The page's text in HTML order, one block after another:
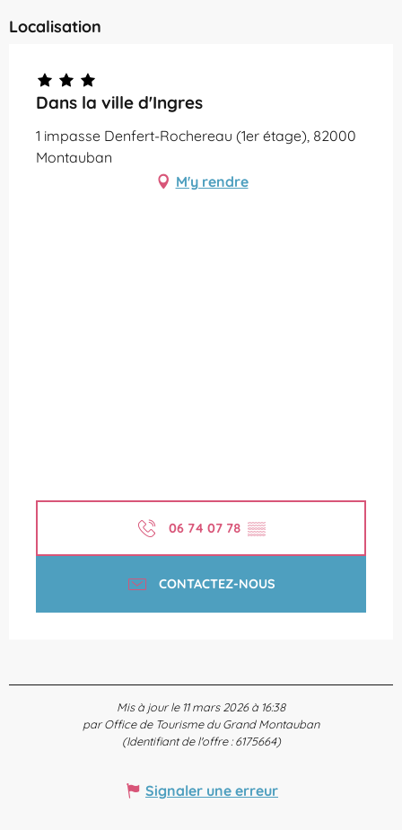
Localisation
Dans la ville d'Ingres
1 impasse Denfert-Rochereau (1er étage), 82000
Montauban
M'y rendre
06 74 07 78 ▒▒
CONTACTEZ-NOUS
Mis à jour le 11 mars 2026 à 16:38
par Office de Tourisme du Grand Montauban
(Identifiant de l'offre :6175664)
Signaler une erreur